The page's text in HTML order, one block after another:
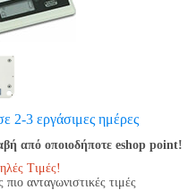
2-3 εργάσιμες ημέρες
από οποιοδήποτε eshop point!
Τιμές!
ανταγωνιστικές τιμές